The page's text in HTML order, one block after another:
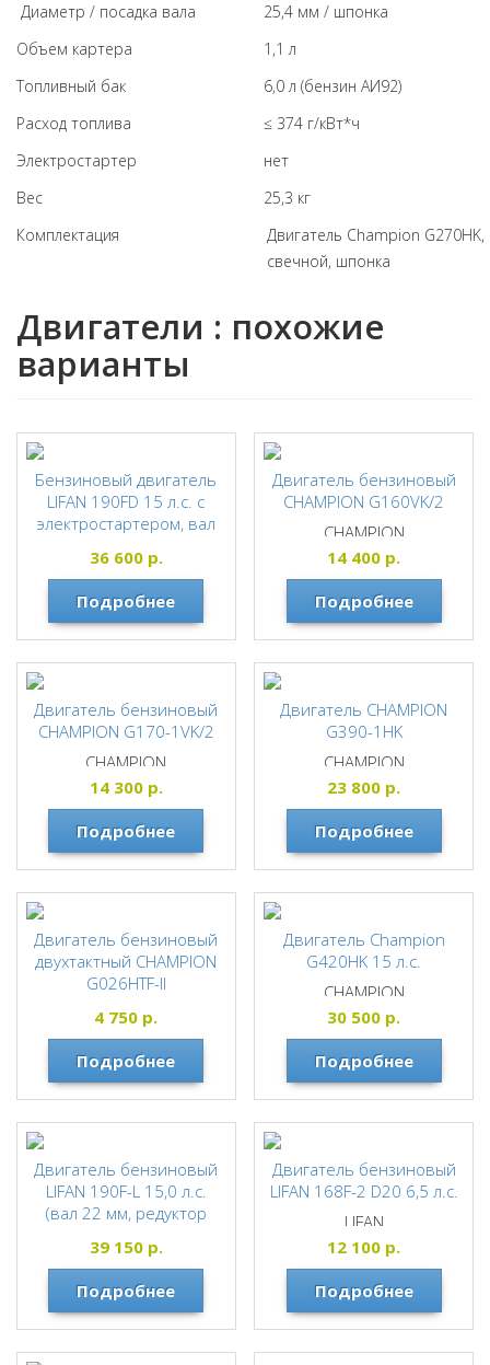
Диаметр / посадка вала
25,4 мм / шпонка
Объем картера
Топливный бак
1,1 л
6,0 л (бензин АИ92)
Расход топлива
Электростартер
Вес
≤ 374 г/кВт*ч
нет
25,3 кг
Комплектация
Двигатель Champion G270HK,
свечной, шпонка
Двигатели : похожие
варианты
Бензиновый двигатель
LIFAN 190FD 15 л.с. с
электростартером, вал
36 600р.
Подробнее
Двигатель бензиновый
CHAMPION G160VK/2
CHAMPION
14 400 р.
Подробнее
Двигатель бензиновый
CHAMPION G170-1VK/2
CHAMPION
14 300р.
Подробнее
Двигатель CHAMPION
G390-1HK
CHAMPION
23 800 р.
Подробнее
Двигатель бензиновый
двухтактный CHAMPION
G026HTF-II
CHAMPION
4 750 р.
Подробнее
Двигатель Champion
G420HK 15 л.с.
CHAMPION
30 500 р.
Подробнее
Двигатель бензиновый
LIFAN 190F-L 15,0 л.с.
(вал 22 мм, редуктор
LIFAN
39 150р.
Подробнее
Двигатель бензиновый
LIFAN 168F-2 D20 6,5 л.с.
LIFAN
12 100 р.
Подробнее